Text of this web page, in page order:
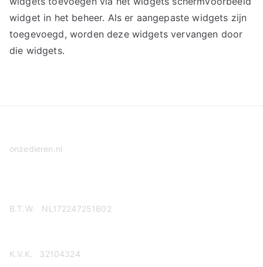
widget in het beheer. Als er aangepaste widgets zijn
toegevoegd, worden deze widgets vervangen door
die widgets.
onzedieren.nl
B.T.W. NL172247251B02
K.V.K. 32104324